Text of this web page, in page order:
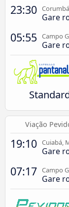
23:30 Corumbá
Gare
05:55 Campo
Gare
Viação
19:10 Cuiabá,
Gare
07:17 Campo
Gare